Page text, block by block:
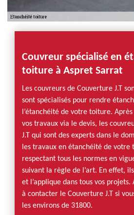
Couvreur spécialisé en
toiture à Aspret Sarrat
Les couvreurs de Couverture J.T
sont spécialisés pour rendre
l’étanchéité de votre toiture.
vos travaux via le devis, les
J.T qui sont des experts dans le
les travaux en étanchéité de votre
respectant tous les normes en
suivant la règle de l’art. En effet,
et l’applique dans tous vos projets.
à contacter le Couverture J.T si
les environs de 31800.